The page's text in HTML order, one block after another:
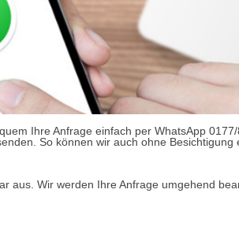
Ihre Anfrage einfach per WhatsApp
So können wir auch ohne
aus. Wir werden Ihre Anfrage umgehend